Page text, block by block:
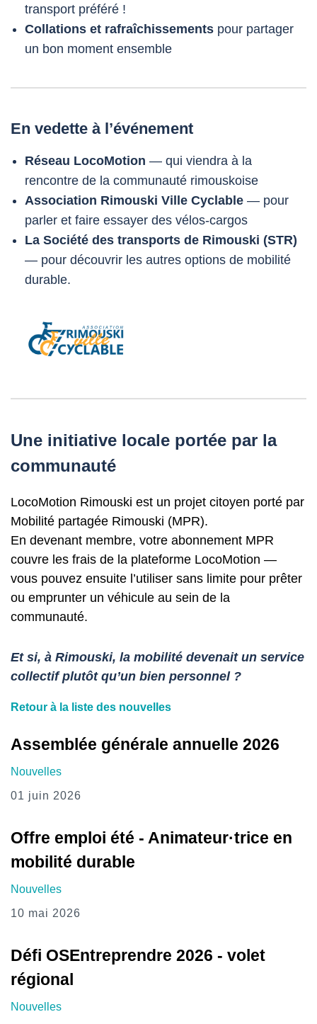
transport préféré !
Collations et rafraîchissements pour partager
un bon moment ensemble
‍️En vedette à l’événement
Réseau LocoMotion — qui viendra à la
rencontre de la communauté rimouskoise
Association Rimouski Ville Cyclable — pour
parler et faire essayer des vélos-cargos
La Société des transports de Rimouski (STR)
— pour découvrir les autres options de mobilité
durable.
Une initiative locale portée par la
communauté
LocoMotion Rimouski est un projet citoyen porté par
Mobilité partagée Rimouski (MPR).
En devenant membre, votre abonnement MPR
couvre les frais de la plateforme LocoMotion —
vous pouvez ensuite l’utiliser sans limite pour prêter
ou emprunter un véhicule au sein de la
communauté.
Et si, à Rimouski, la mobilité devenait un service
collectif plutôt qu’un bien personnel ?
Retour à la liste des nouvelles
Assemblée générale annuelle 2026
Nouvelles
01 juin 2026
Offre emploi été - Animateur·trice en
mobilité durable
Nouvelles
10 mai 2026
Défi OSEntreprendre 2026 - volet
régional
Nouvelles